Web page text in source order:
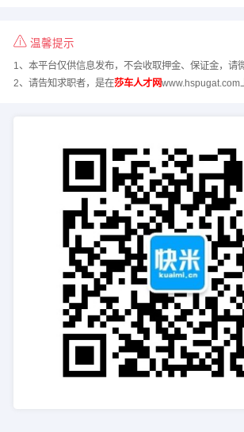
温馨提示
1、本平台仅供信息发布，不会收取押金、保证金，请
2、请告知求职者，是在莎车人才网www.hspugat.com